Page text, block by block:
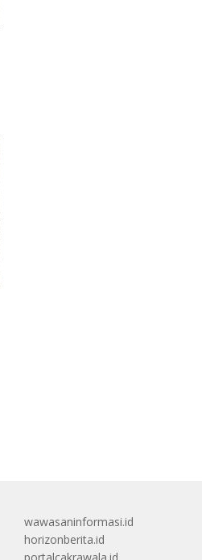
wawasaninformasi.id
horizonberita.id